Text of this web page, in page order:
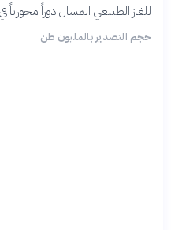
للغاز الطبيعي المسال دوراً محورياً
حجم التصدير بالمليون طن